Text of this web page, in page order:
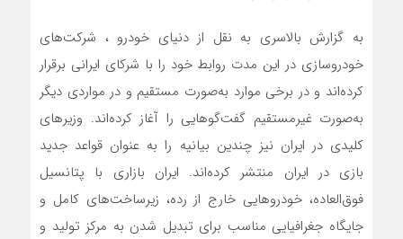
به گزارش بالاسری به نقل از دنیای خودرو ، شرکت‌های
خودروسازی در این مدت روابط خود را با شرکای ایرانی برقرار
کرده‌اند و در برخی موارد به‌صورت مستقیم و در مواردی دیگر
به‌صورت غیرمستقیم گفت‌گوهایی را آغاز کرده‌اند. وزیرهای
کلیدی در ایران نیز چندین بیانیه را به عنوان قواعد جدید
بازی در ایران منتشر کرده‌اند. ایران بازاری با پتانسیل
فوق‌العاده، خودروهایی خارج از رده، زیرساخت‌های کامل و
جایگاه جغرافیایی مناسب برای تبدیل شدن به مرکز تولید و